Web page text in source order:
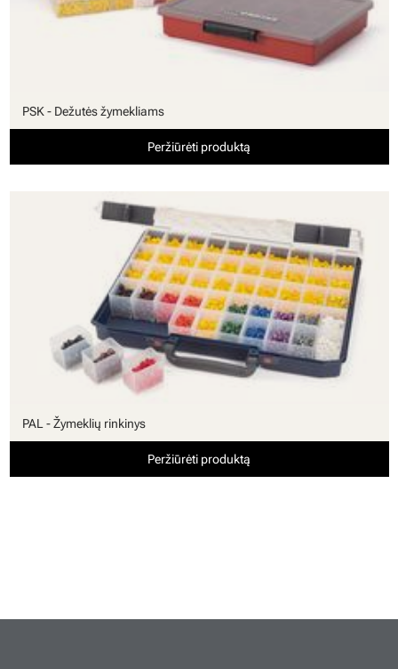
PSK - Dežutės žymekliams
Peržiūrėti produktą
PAL - Žymeklių rinkinys
Peržiūrėti produktą